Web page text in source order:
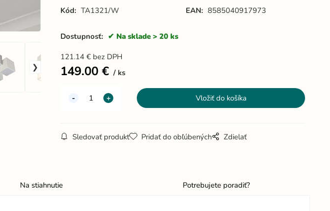
Kód: TA1321/W EAN: 8585040917973
Dostupnosť: Na sklade > 20 ks
121.14 € bez DPH
149.00 € ks
Sledovať produkt Pridať do obľúbených Zdielať
Na stiahnutie Potrebujete poradiť?